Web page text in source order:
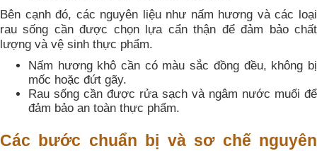
Bên cạnh đó, các nguyên liệu như nấm hương và các loại
rau sống cần được chọn lựa cẩn thận để đảm bảo chất
lượng và vệ sinh thực phẩm.
Nấm hương khô cần có màu sắc đồng đều, không bị
mốc hoặc đứt gãy.
Rau sống cần được rửa sạch và ngâm nước muối để
đảm bảo an toàn thực phẩm.
Các bước chuẩn bị và sơ chế nguyên